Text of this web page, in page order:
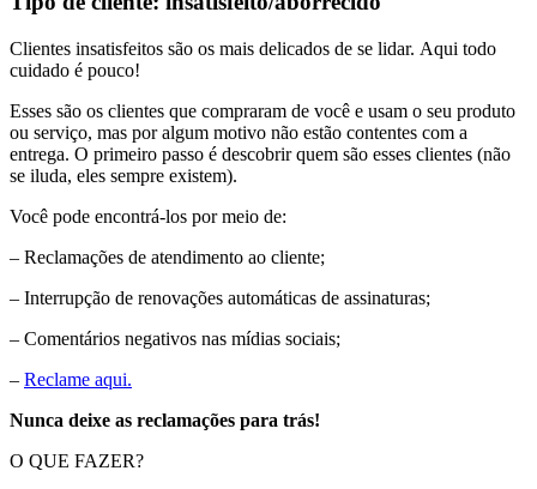
Clientes insatisfeitos são os mais delicados de se lidar. Aqui todo
cuidado é pouco!
Esses são os clientes que compraram de você e usam o seu produto
ou serviço, mas por algum motivo não estão contentes com a
entrega. O primeiro passo é descobrir quem são esses clientes (não
se iluda, eles sempre existem).
Você pode encontrá-los por meio de:
– Reclamações de atendimento ao cliente;
– Interrupção de renovações automáticas de assinaturas;
– Comentários negativos nas mídias sociais;
– Reclame aqui.
Nunca deixe as reclamações para trás!
O QUE FAZER?